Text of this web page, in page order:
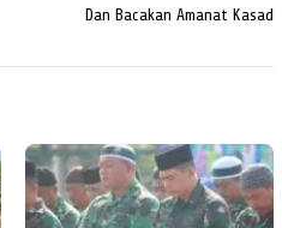
Dan Bacakan Amanat Kasad